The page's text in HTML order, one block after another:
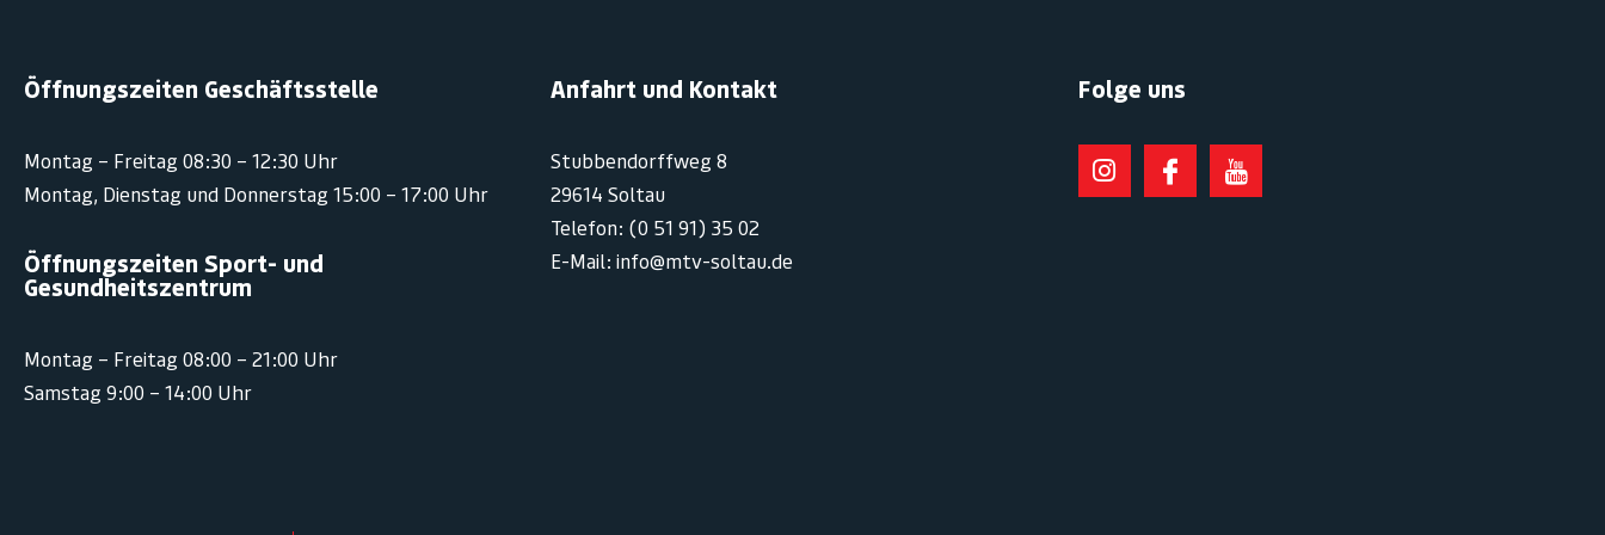
Öffnungszeiten Geschäftsstelle
Montag – Freitag 08:30 – 12:30 Uhr
Montag, Dienstag und Donnerstag 15:00 – 17:00 Uhr
Öffnungszeiten Sport- und
Gesundheitszentrum
Montag – Freitag 08:00 – 21:00 Uhr
Samstag 9:00 – 14:00 Uhr
Anfahrt und Kontakt
Stubbendorffweg 8
29614 Soltau
Telefon: (0 51 91) 35 02
E-Mail: info@mtv-soltau.de
Folge uns